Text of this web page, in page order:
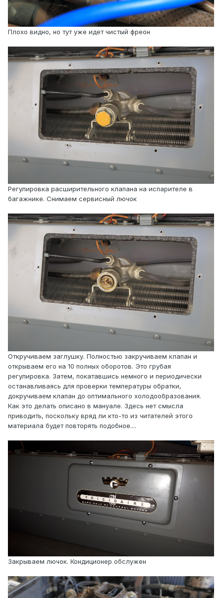
Плохо видно, но тут уже идет чистый фреон
Регулировка расширительного клапана на испарителе в
багажнике. Снимаем сервисный лючок
Откручиваем заглушку. Полностью закручиваем клапан и
открываем его на 10 полных оборотов. Это грубая
регулировка. Затем, покатавшись немного и периодически
останавливаясь для проверки температуры обратки,
докручиваем клапан до оптимального холодообразования.
Как это делать описано в мануале. Здесь нет смысла
приводить, поскольку вряд ли кто-то из читателей этого
материала будет повторять подобное....
Закрываем лючок. Кондиционер обслужен